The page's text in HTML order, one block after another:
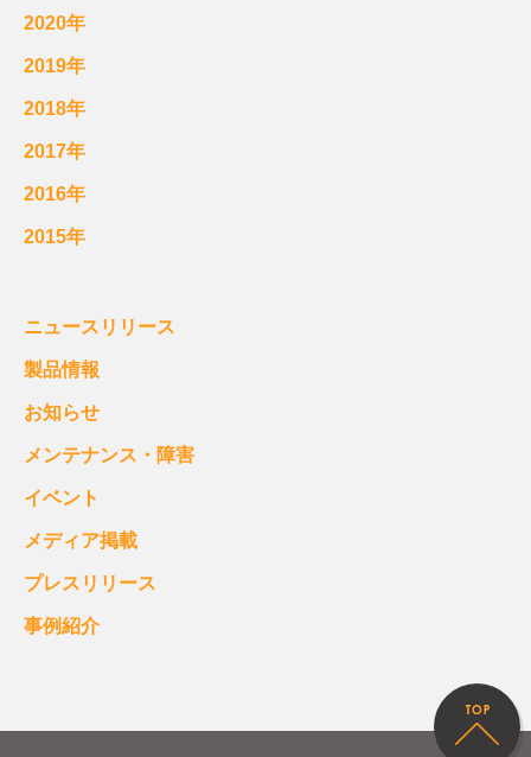
2020年
2019年
2018年
2017年
2016年
2015年
ニュースリリース
製品情報
お知らせ
メンテナンス・障害
イベント
メディア掲載
プレスリリース
事例紹介